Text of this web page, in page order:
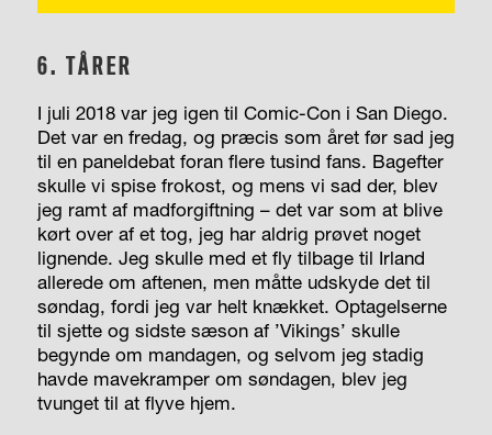
6. TÅRER
I juli 2018 var jeg igen til Comic-Con i San Diego.
Det var en fredag, og præcis som året før sad jeg
til en paneldebat foran flere tusind fans. Bagefter
skulle vi spise frokost, og mens vi sad der, blev
jeg ramt af madforgiftning – det var som at blive
kørt over af et tog, jeg har aldrig prøvet noget
lignende. Jeg skulle med et fly tilbage til Irland
allerede om aftenen, men måtte udskyde det til
søndag, fordi jeg var helt knækket. Optagelserne
til sjette og sidste sæson af ’Vikings’ skulle
begynde om mandagen, og selvom jeg stadig
havde mavekramper om søndagen, blev jeg
tvunget til at flyve hjem.